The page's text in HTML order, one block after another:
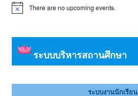
Notice There are no upcoming events.
ระบบบริหารสถานศึกษา
ระบบงานนักเรียน